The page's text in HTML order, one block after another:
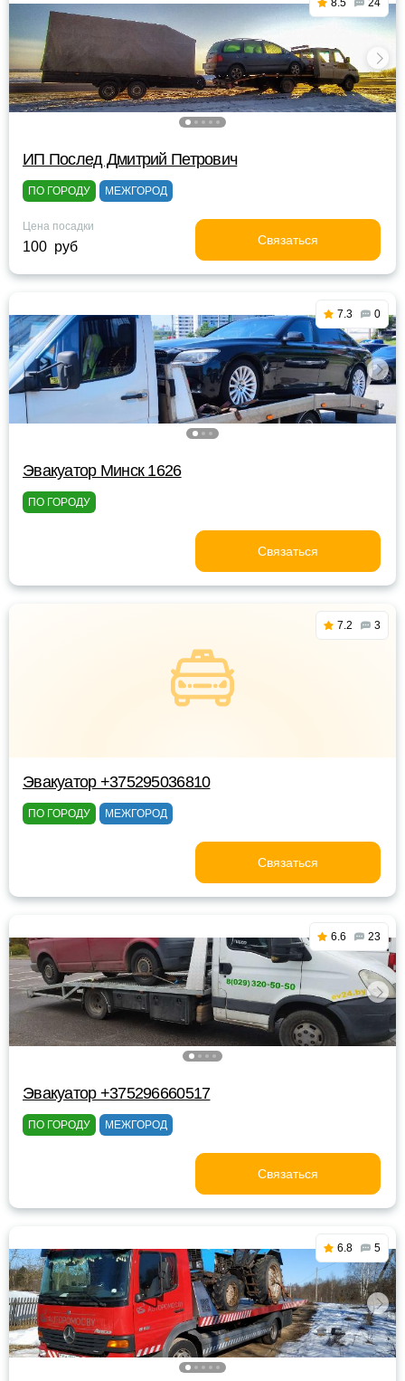
8.5 24
ИП Послед Дмитрий Петрович
ПО ГОРОДУ МЕЖГОРОД
Цена посадки
100 руб Связаться
7.3 0
Эвакуатор Минск 1626
ПО ГОРОДУ
Связаться
7.2 3
Эвакуатор +375295036810
ПО ГОРОДУ МЕЖГОРОД
Связаться
6.6 23
Эвакуатор +375296660517
ПО ГОРОДУ МЕЖГОРОД
Связаться
6.8 5